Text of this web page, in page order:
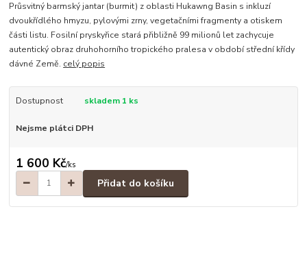
Průsvitný barmský jantar (burmit) z oblasti Hukawng Basin s inkluzí
dvoukřídlého hmyzu, pylovými zrny, vegetačními fragmenty a otiskem
části listu. Fosilní pryskyřice stará přibližně 99 milionů let zachycuje
autentický obraz druhohorního tropického pralesa v období střední křídy
dávné Země. celý popis
Dostupnost skladem 1 ks
Nejsme plátci DPH
1 600 Kč/ks
Přidat do košíku